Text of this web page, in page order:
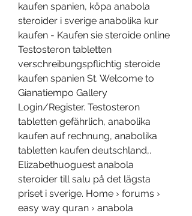
kaufen spanien, köpa anabola
steroider i sverige anabolika kur
kaufen - Kaufen sie steroide online
Testosteron tabletten
verschreibungspflichtig steroide
kaufen spanien St. Welcome to
Gianatiempo Gallery
Login/Register. Testosteron
tabletten gefährlich, anabolika
kaufen auf rechnung, anabolika
tabletten kaufen deutschland,.
Elizabethuoguest anabola
steroider till salu på det lägsta
priset i sverige. Home › forums ›
easy way quran › anabola